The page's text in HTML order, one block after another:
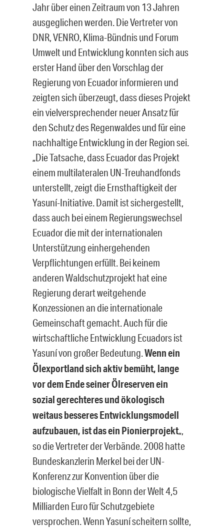
Jahr über einen Zeitraum von 13 Jahren
ausgeglichen werden. Die Vertreter von
DNR, VENRO, Klima-Bündnis und Forum
Umwelt und Entwicklung konnten sich aus
erster Hand über den Vorschlag der
Regierung von Ecuador informieren und
zeigten sich überzeugt, dass dieses Projekt
ein vielversprechender neuer Ansatz für
den Schutz des Regenwaldes und für eine
nachhaltige Entwicklung in der Region sei.
„Die Tatsache, dass Ecuador das Projekt
einem multilateralen UN-Treuhandfonds
unterstellt, zeigt die Ernsthaftigkeit der
Yasuní-Initiative. Damit ist sichergestellt,
dass auch bei einem Regierungswechsel
Ecuador die mit der internationalen
Unterstützung einhergehenden
Verpflichtungen erfüllt. Bei keinem
anderen Waldschutzprojekt hat eine
Regierung derart weitgehende
Konzessionen an die internationale
Gemeinschaft gemacht. Auch für die
wirtschaftliche Entwicklung Ecuadors ist
Yasuní von großer Bedeutung.Wenn ein
Ölexportland sich aktiv bemüht, lange
vor dem Ende seiner Ölreserven ein
sozial gerechteres und ökologisch
weitaus besseres Entwicklungsmodell
aufzubauen, ist das ein Pionierprojekt„,
so die Vertreter der Verbände. 2008 hatte
Bundeskanzlerin Merkel bei der UN-
Konferenz zur Konvention über die
biologische Vielfalt in Bonn der Welt 4,5
Milliarden Euro für Schutzgebiete
versprochen. Wenn Yasuní scheitern sollte,